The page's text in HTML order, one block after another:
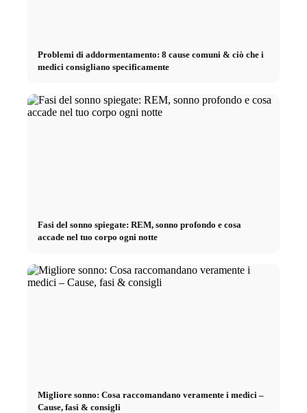
Problemi di addormentamento: 8 cause comuni & ciò che i
medici consigliano specificamente
Fasi del sonno spiegate: REM, sonno profondo e cosa
accade nel tuo corpo ogni notte
Migliore sonno: Cosa raccomandano veramente i medici –
Cause, fasi & consigli